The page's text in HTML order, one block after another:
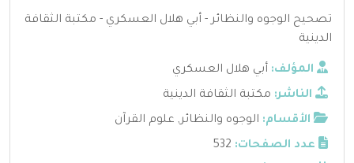
تصحيح الوجوه والنظائر - أبي هلال العسكري - مكتبة الثقافة
الدينية
المؤلف: أبي هلال العسكري
الناشر: مكتبة الثقافة الدينية
الأقسام: الوجوه والنظائر, علوم القرآن
عدد الصفحات: 532